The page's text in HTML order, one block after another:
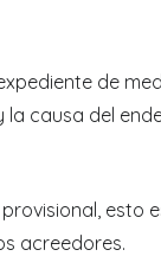
de
la causa del
esto
acreedores.